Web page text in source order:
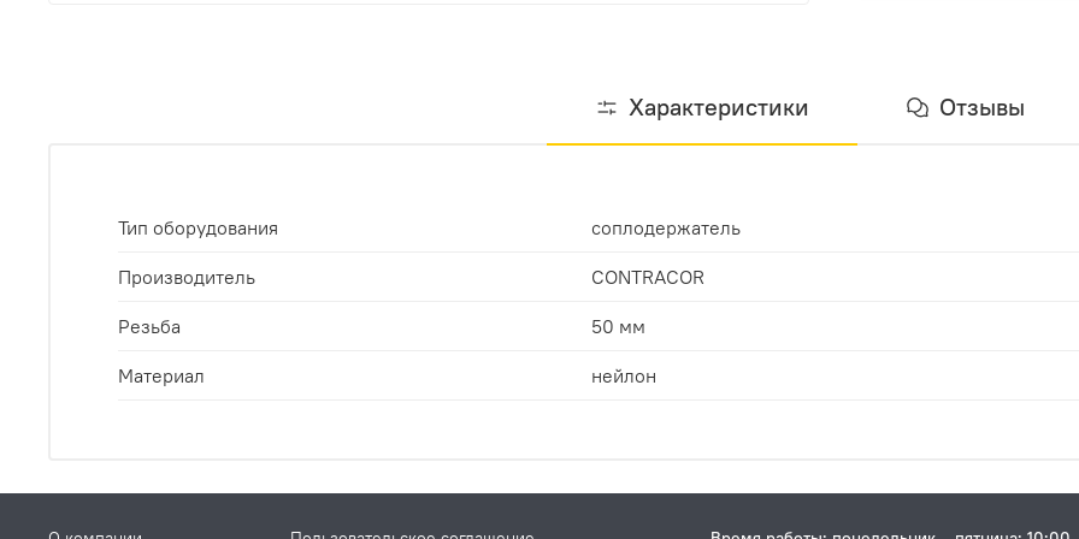
Характеристики Отзывы
Тип оборудования соплодержатель
Производитель CONTRACOR
Резьба 50 мм
Материал нейлон